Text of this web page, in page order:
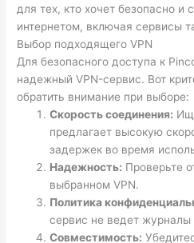
для тех, кто хочет безопасно и
интернетом, включая сервисы
Выбор подходящего VPN
Для безопасного доступа к
надежный VPN-сервис. Вот
обратить внимание при выборе:
Скорость соединения:
предлагает высокую
задержек во время
Надежность: Проверьте
выбранном VPN.
Политика
сервис не ведет журналы
Совместимость: